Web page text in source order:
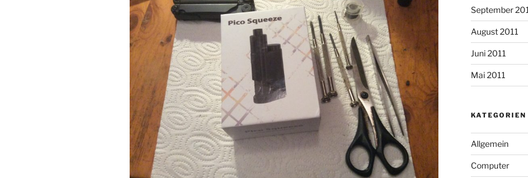
September
August 2011
Juni 2011
Mai 2011
KATEGORIEN
Allgemein
Computer